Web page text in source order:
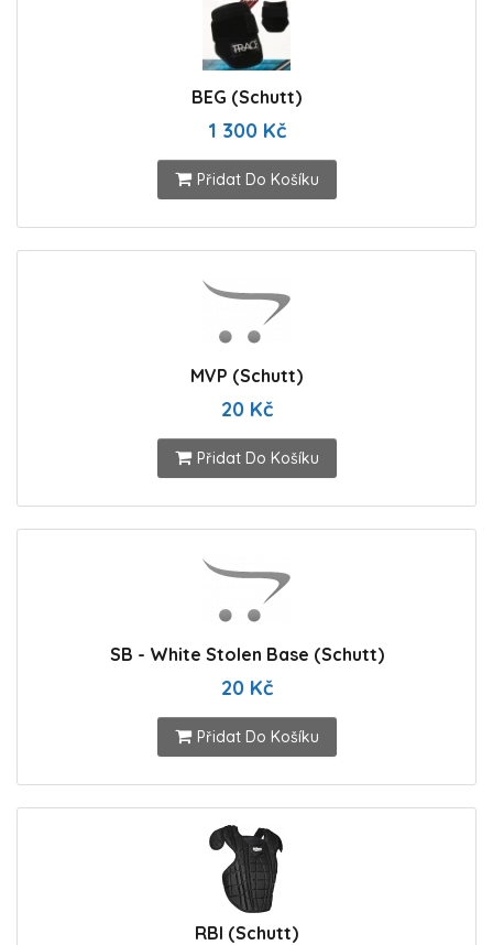
BEG (Schutt)
1 300 Kč
Přidat Do Košíku
MVP (Schutt)
20 Kč
Přidat Do Košíku
SB - White Stolen Base (Schutt)
20 Kč
Přidat Do Košíku
RBI (Schutt)